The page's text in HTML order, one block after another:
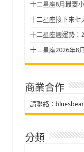
十二星座8月最要
十二星座接下來七
十二星座週運勢：
十二星座2026年8
商業合作
請聯絡：
分類